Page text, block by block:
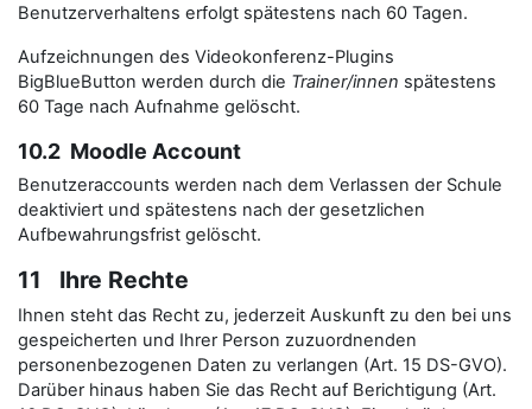
Benutzerverhaltens erfolgt spätestens nach 60 Tagen.
Aufzeichnungen des Videokonferenz-Plugins
BigBlueButton werden durch die Trainer/innen spätestens
60 Tage nach Aufnahme gelöscht.
10.2 Moodle Account
Benutzeraccounts werden nach dem Verlassen der Schule
deaktiviert und spätestens nach der gesetzlichen
Aufbewahrungsfrist gelöscht.
11 Ihre Rechte
Ihnen steht das Recht zu, jederzeit Auskunft zu den bei uns
gespeicherten und Ihrer Person zuzuordnenden
personenbezogenen Daten zu verlangen (Art. 15 DS-GVO).
Darüber hinaus haben Sie das Recht auf Berichtigung (Art.